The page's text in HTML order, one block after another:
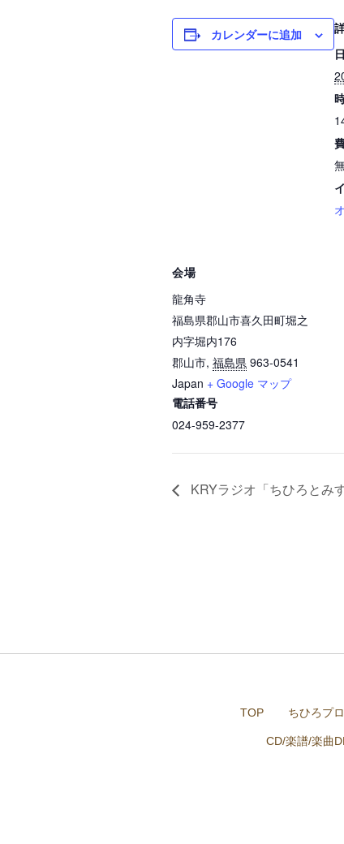
カレンダーに追加
会場
龍角寺
福島県郡山市喜久田町堀之
内字堀内176
郡山市, 福島県 963-0541
Japan + Google マップ
電話番号
024-959-2377
KRYラジオ「ちひろとみ
TOP ちひろプ
CD/楽譜/楽曲DL